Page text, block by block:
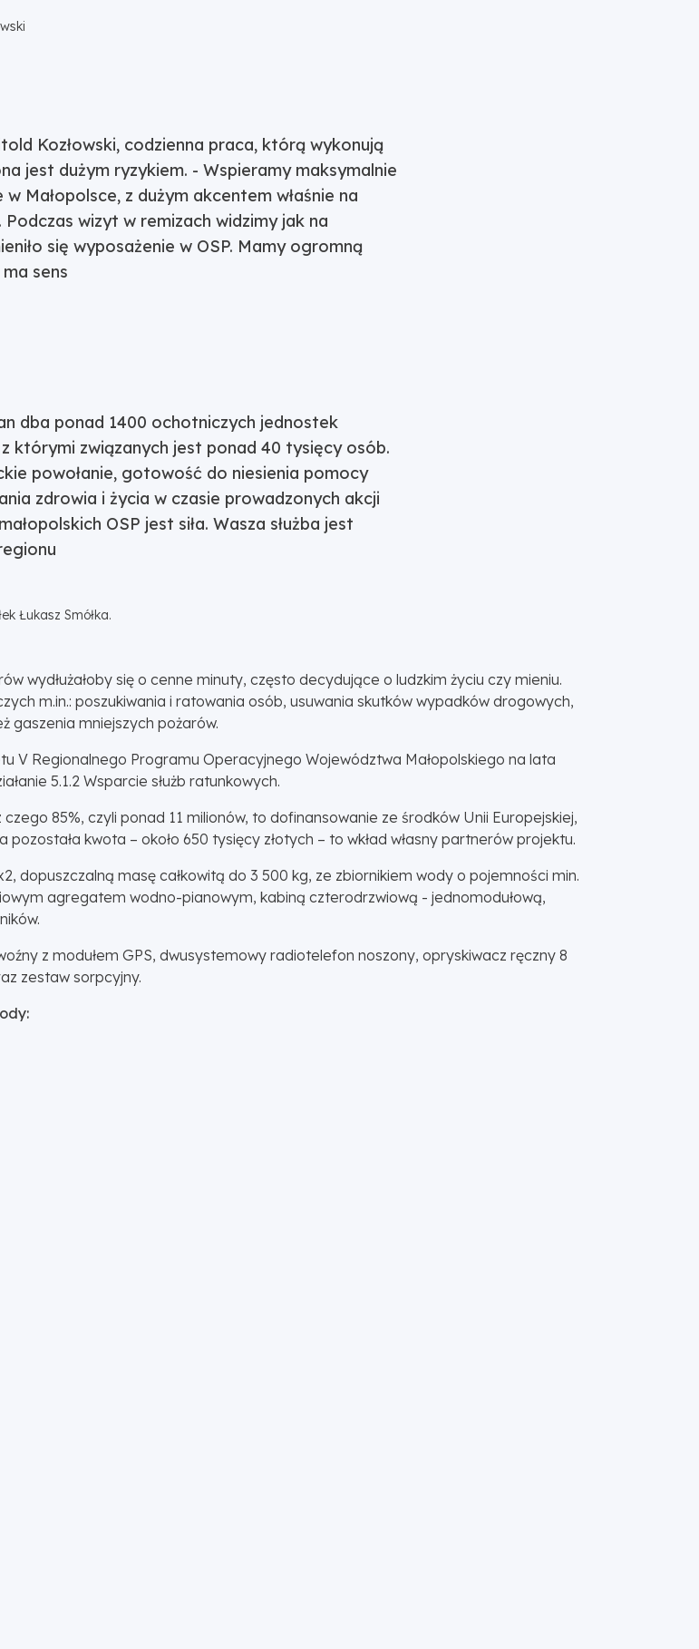
Kozłowski, codzienna praca, którą wykonują
jest dużym ryzykiem. - Wspieramy maksymalnie
Małopolsce, z dużym akcentem właśnie na
wizyt w remizach widzimy jak na
się wyposażenie w OSP. Mamy ogromną
sens
dba ponad 1400 ochotniczych jednostek
którymi związanych jest ponad 40 tysięcy osób.
powołanie, gotowość do niesienia pomocy
zdrowia i życia w czasie prowadzonych akcji
OSP jest siła. Wasza służba jest
Łukasz Smółka.
wydłużałoby się o cenne minuty, często decydujące o ludzkim życiu czy mieniu.
m.in.: poszukiwania i ratowania osób, usuwania skutków wypadków drogowych,
gaszenia mniejszych pożarów.
V Regionalnego Programu Operacyjnego Województwa Małopolskiego na lata
5.1.2 Wsparcie służb ratunkowych.
85%, czyli ponad 11 milionów, to dofinansowanie ze środków Unii Europejskiej,
kwota – około 650 tysięcy złotych – to wkład własny partnerów projektu.
dopuszczalną masę całkowitą do 3 500 kg, ze zbiornikiem wody o pojemności min.
agregatem wodno-pianowym, kabiną czterodrzwiową - jednomodułową,
z modułem GPS, dwusystemowy radiotelefon noszony, opryskiwacz ręczny 8
zestaw sorpcyjny.